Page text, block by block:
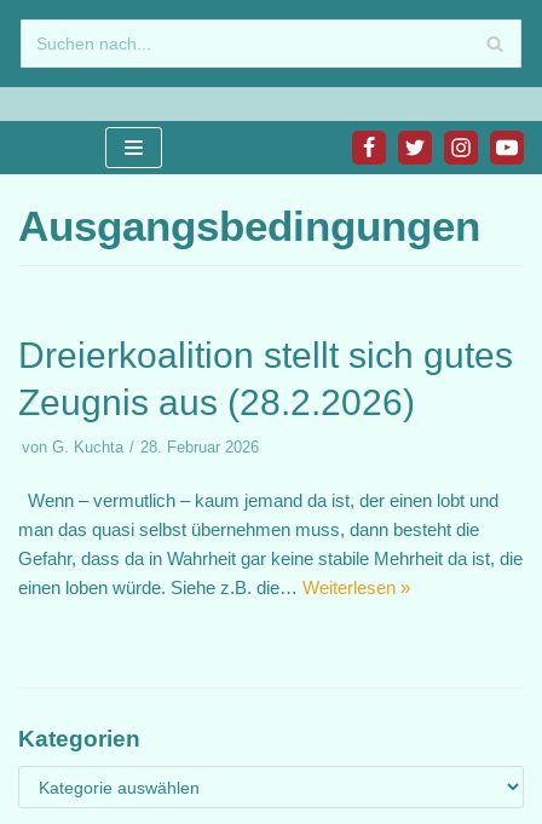
Zum
Inhalt
springen
Ausgangsbedingungen
Dreierkoalition stellt sich gutes
Zeugnis aus (28.2.2026)
von G. Kuchta 28. Februar 2026
Wenn – vermutlich – kaum jemand da ist, der einen lobt und
man das quasi selbst übernehmen muss, dann besteht die
Gefahr, dass da in Wahrheit gar keine stabile Mehrheit da ist, die
einen loben würde. Siehe z.B. die… Weiterlesen »
Kategorien